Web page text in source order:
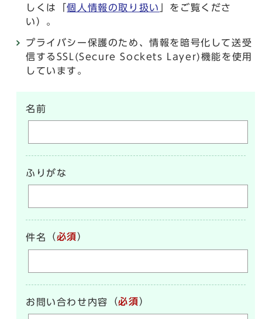
しくは「個人情報の取り扱い
」をご覧くださ
い）。
プライバシー保護のため、情報を暗号化して送受
信するSSL(Secure Sockets Layer)機能を使用
しています。
名前
ふりがな
件名 （必須）
お問い合わせ内容 （必須）